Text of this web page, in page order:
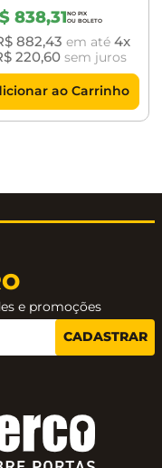
838,31
882,43 em até 4
220,60sem juros
ao Carrinho
e promoções
CADASTRAR